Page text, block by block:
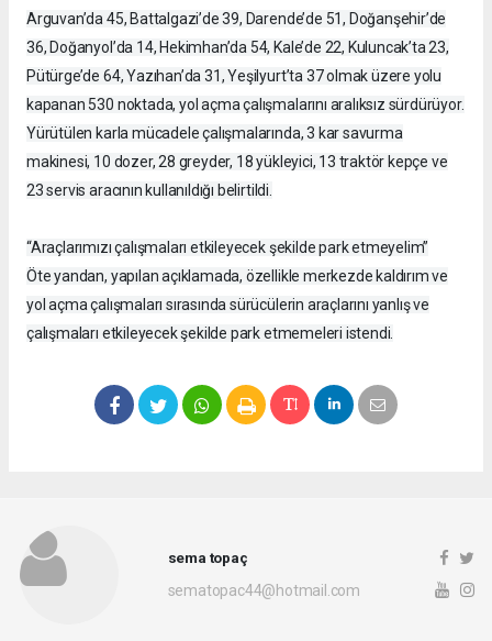
Arguvan’da 45, Battalgazi’de 39, Darende’de 51, Doğanşehir’de
36, Doğanyol’da 14, Hekimhan’da 54, Kale’de 22, Kuluncak’ta 23,
Pütürge’de 64, Yazıhan’da 31, Yeşilyurt’ta 37 olmak üzere yolu
kapanan 530 noktada, yol açma çalışmalarını aralıksız sürdürüyor.
Yürütülen karla mücadele çalışmalarında, 3 kar savurma
makinesi, 10 dozer, 28 greyder, 18 yükleyici, 13 traktör kepçe ve
23 servis aracının kullanıldığı belirtildi.
“Araçlarımızı çalışmaları etkileyecek şekilde park etmeyelim”
Öte yandan, yapılan açıklamada, özellikle merkezde kaldırım ve
yol açma çalışmaları sırasında sürücülerin araçlarını yanlış ve
çalışmaları etkileyecek şekilde park etmemeleri istendi.
sema topaç
sematopac44@hotmail.com